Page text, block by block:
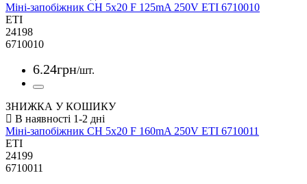
Міні-запобіжник CH 5x20 F 125mA 250V ETI 6710010
ETI
24198
6710010
6.24грн/шт.
ЗНИЖКА У КОШИКУ
Міні-запобіжник CH 5x20 F 160mA 250V ETI 6710011
ETI
24199
6710011